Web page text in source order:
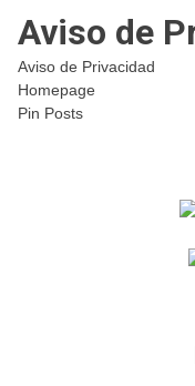
Aviso de
Aviso de Privacidad
Homepage
Pin Posts